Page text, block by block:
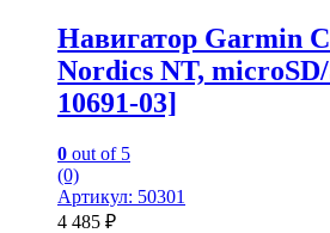
Навигатор Garmin
Nordics NT,
10691-03]
0 out of 5
(0)
Артикул: 50301
4 485 ₽